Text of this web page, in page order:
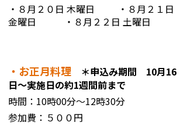
・８月２０日 木曜日 ・８月２１日
金曜日 ・８月２２日 土曜日
・お正月料理 ＊申込み期間 10月16
日～実施日の約1週間前まで
時間：10時00分～12時30分
参加費：５００円